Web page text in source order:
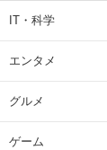
IT・科学
エンタメ
グルメ
ゲーム